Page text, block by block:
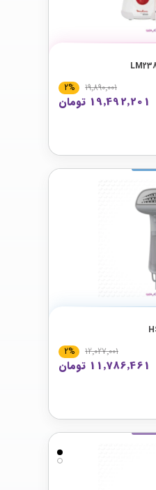
19٬890٬001
2%
19٬492٬201 تومان
12٬027٬001
2%
11٬786٬461 تومان